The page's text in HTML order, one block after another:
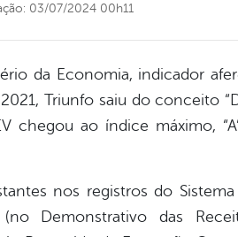
03/07/2024 00h11
da Economia, indicador
Triunfo saiu do conceito
chegou ao índice máximo,
nos registros do
Demonstrativo das